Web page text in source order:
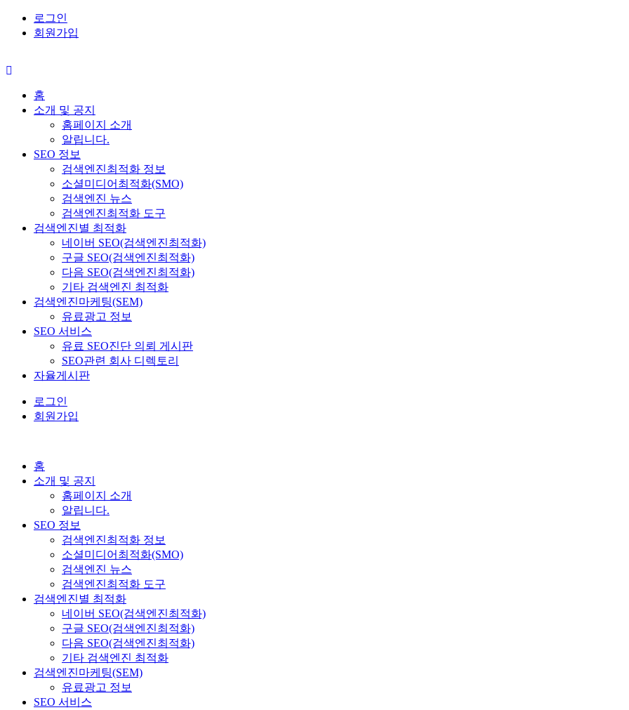
로그인
회원가입
홈
소개 및 공지
홈페이지 소개
알립니다.
SEO 정보
검색엔진최적화 정보
소셜미디어최적화(SMO)
검색엔진 뉴스
검색엔진최적화 도구
검색엔진별 최적화
네이버 SEO(검색엔진최적화)
구글 SEO(검색엔진최적화)
다음 SEO(검색엔진최적화)
기타 검색엔진 최적화
검색엔진마케팅(SEM)
유료광고 정보
SEO 서비스
유료 SEO진단 의뢰 게시판
SEO관련 회사 디렉토리
자율게시판
로그인
회원가입
홈
소개 및 공지
홈페이지 소개
알립니다.
SEO 정보
검색엔진최적화 정보
소셜미디어최적화(SMO)
검색엔진 뉴스
검색엔진최적화 도구
검색엔진별 최적화
네이버 SEO(검색엔진최적화)
구글 SEO(검색엔진최적화)
다음 SEO(검색엔진최적화)
기타 검색엔진 최적화
검색엔진마케팅(SEM)
유료광고 정보
SEO 서비스